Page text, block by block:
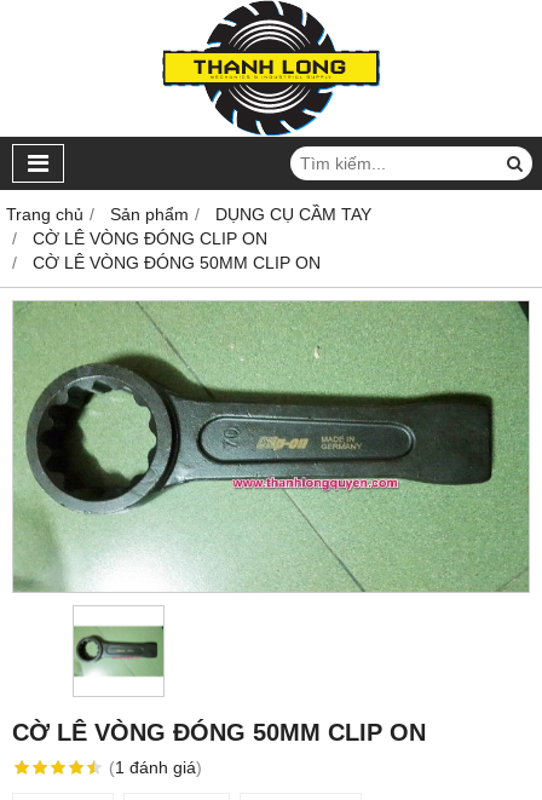
Trang chủ Sản phẩm
DỤNG CỤ CẦM TAY
CỜ LÊ VÒNG ĐÓNG CLIP ON
CỜ LÊ VÒNG ĐÓNG 50MM CLIP ON
CỜ LÊ VÒNG ĐÓNG 50MM CLIP ON
(1 đánh giá)